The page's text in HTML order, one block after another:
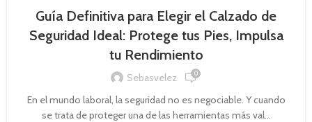
Guía Definitiva para Elegir el Calzado de
Seguridad Ideal: Protege tus Pies, Impulsa
tu Rendimiento
Sebasvelez 0
En el mundo laboral, la seguridad no es negociable. Y cuando
se trata de proteger una de las herramientas más val...